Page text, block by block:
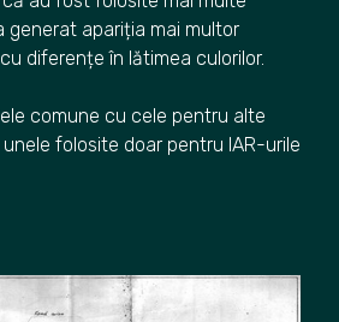
generat apariția mai multor
diferențe în lătimea culorilor.
comune cu cele pentru alte
folosite doar pentru IAR-urile